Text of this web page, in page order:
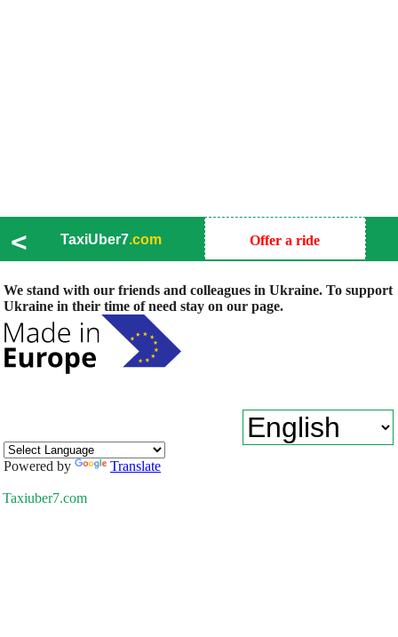
< TaxiUber7.com Offer a ride
We stand with our friends and colleagues in Ukraine. To support
Ukraine in their time of need stay on our page.
Powered by Translate
Taxiuber7.com